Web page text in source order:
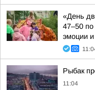
«День
47–50
эмоции
Рыбак
11:04